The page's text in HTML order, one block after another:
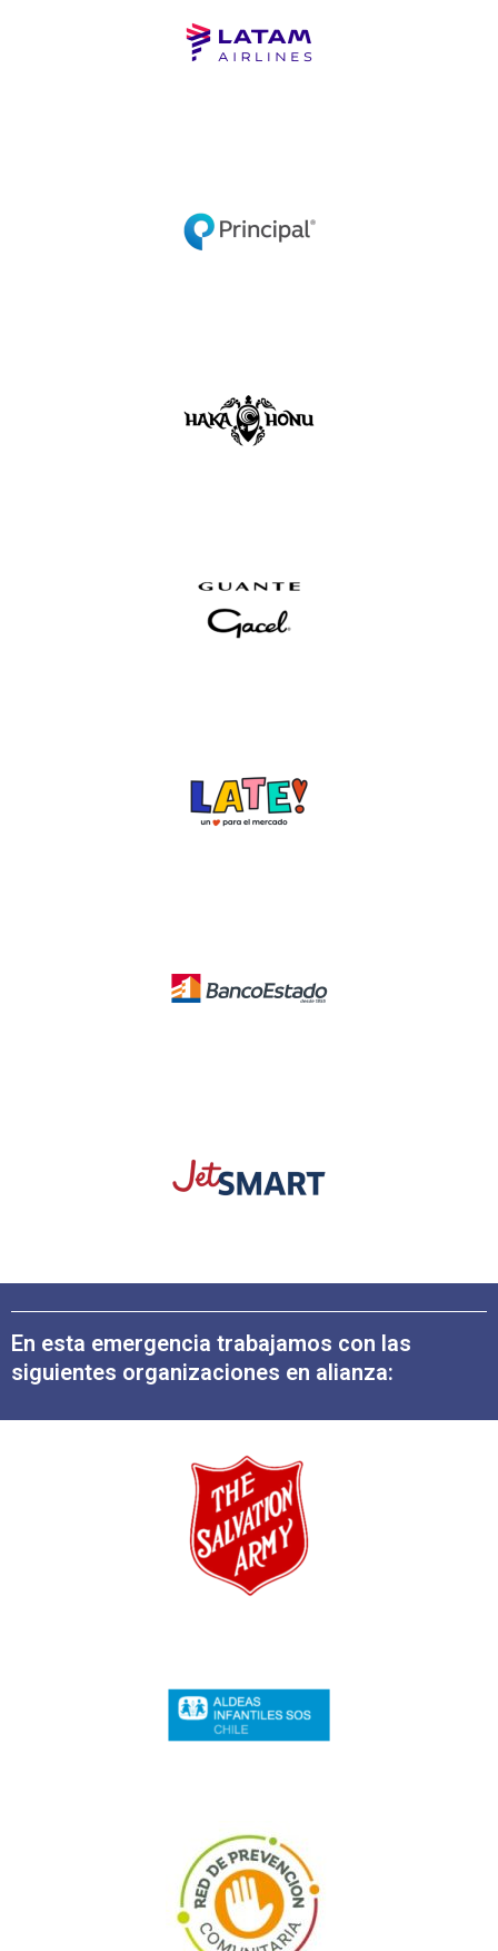
En esta emergencia trabajamos con las
siguientes organizaciones en alianza: